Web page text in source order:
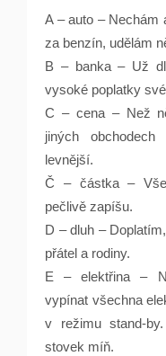
A – auto – Nechám
za benzín, udělám
B – banka – Už
vysoké poplatky
C – cena – Než
jiných
levnější.
Č – částka –
pečlivě zapíšu.
D – dluh –
přátel a rodiny.
E – elektřina –
vypínat všechna
v režimu stand-
stovek míň.